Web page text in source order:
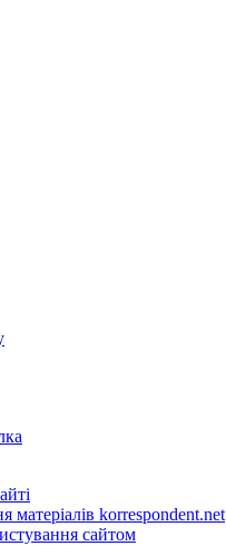
матеріалів korrespondent.net
сайтом